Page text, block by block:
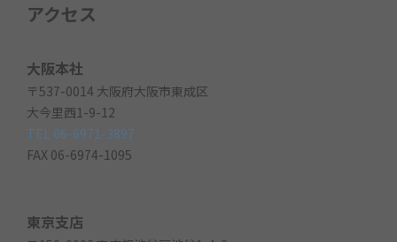
アクセス
大阪本社
〒537-0014 大阪府大阪市東成区
大今里西1-9-12
TEL 06-6971-3897
FAX 06-6974-1095
東京支店